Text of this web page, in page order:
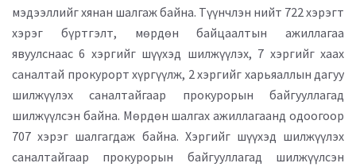
мэдээллийг хянан шалгаж байна. Түүнчлэн нийт 722 хэрэгт
хэрэг бүртгэлт, мөрдөн байцаалтын ажиллагаа
явуулснаас 6 хэргийг шүүхэд шилжүүлэх, 7 хэргийг хаах
саналтай прокурорт хүргүүлж, 2 хэргийг харьяаллын дагуу
шилжүүлэх саналтайгаар прокурорын байгууллагад
шилжүүлсэн байна. Мөрдөн шалгах ажиллагаанд одоогоор
707 хэрэг шалгагдаж байна. Хэргийг шүүхэд шилжүүлэх
саналтайгаар прокурорын байгууллагад шилжүүлсэн